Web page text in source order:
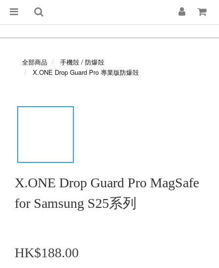
全部商品
手機殻 / 防爆殻
X.ONE Drop Guard Pro 專業版防爆殻
X.ONE Drop Guard Pro MagSafe
for Samsung S25系列
HK$188.00